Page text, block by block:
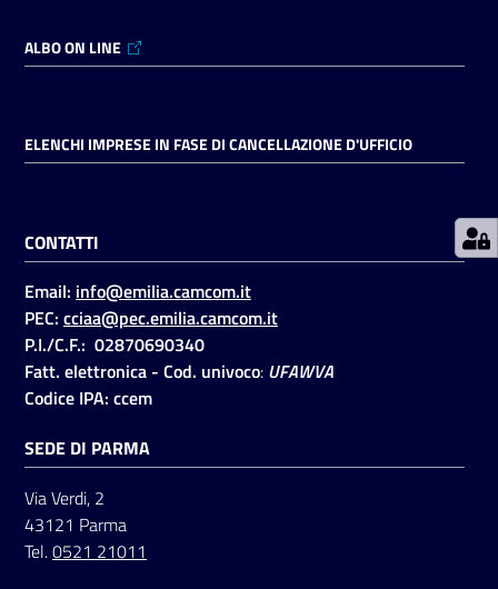
Prenotazioni
Pagamenti
Accedi
Registrati
ALBO ON LINE
ELENCHI IMPRESE IN FASE DI CANCELLAZIONE D'UFFICIO
CONTATTI
Email: info@emilia.camcom.it
PEC: cciaa@pec.emilia.camcom.it
P.I./C.F.: 02870690340
Fatt. elettronica - Cod. univoco: UFAWVA
Codice IPA: ccem
SEDE DI PARMA
Via Verdi, 2
43121 Parma
Tel.0521 21011